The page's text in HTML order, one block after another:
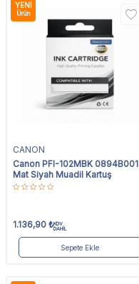
YENI
Ürün
CANON
Canon PFI-102MBK 0894B001
Mat Siyah Muadil Kartuş
1.136,90 ₺KDV
DAHİL
Sepete Ekle